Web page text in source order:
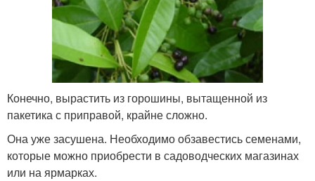
Конечно, вырастить из горошины, вытащенной из
пакетика с приправой, крайне сложно.
Она уже засушена. Необходимо обзавестись семенами,
которые можно приобрести в садоводческих магазинах
или на ярмарках.